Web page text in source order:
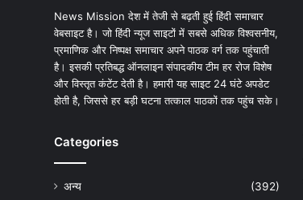
News Mission देश में तेजी से बढ़ती हुई हिंदी समाचार
वेबसाइट है। जो हिंदी न्यूज साइटों में सबसे अधिक विश्वसनीय,
प्रमाणिक और निष्पक्ष समाचार अपने पाठक वर्ग तक पहुंचाती
है। इसकी प्रतिबद्ध ऑनलाइन संपादकीय टीम हर रोज विशेष
और विस्तृत कंटेंट देती है। हमारी यह साइट 24 घंटे अपडेट
होती है, जिससे हर बड़ी घटना तत्काल पाठकों तक पहुंच सके।
Categories
अन्य
(392)